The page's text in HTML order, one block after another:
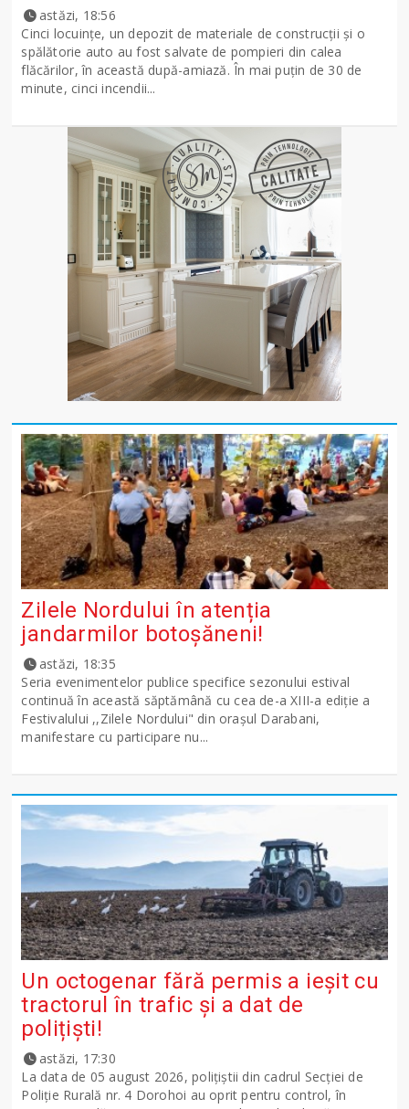
astăzi, 18:56
Cinci locuințe, un depozit de materiale de construcții și o
spălătorie auto au fost salvate de pompieri din calea
flăcărilor, în această după-amiază. În mai puțin de 30 de
minute, cinci incendii...
Zilele Nordului în atenția
jandarmilor botoșăneni!
astăzi, 18:35
Seria evenimentelor publice specifice sezonului estival
continuă în această săptămână cu cea de-a XIII-a ediție a
Festivalului ,,Zilele Nordului" din orașul Darabani,
manifestare cu participare nu...
Un octogenar fără permis a ieșit cu
tractorul în trafic și a dat de
polițiști!
astăzi, 17:30
La data de 05 august 2026, polițiștii din cadrul Secției de
Poliție Rurală nr. 4 Dorohoi au oprit pentru control, în